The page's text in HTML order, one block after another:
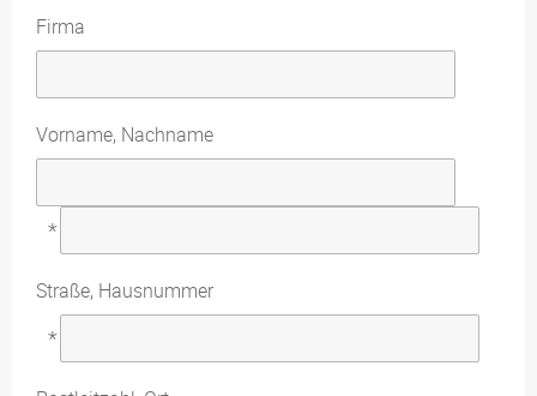
Firma
Vorname, Nachname
*
Straße, Hausnummer
*